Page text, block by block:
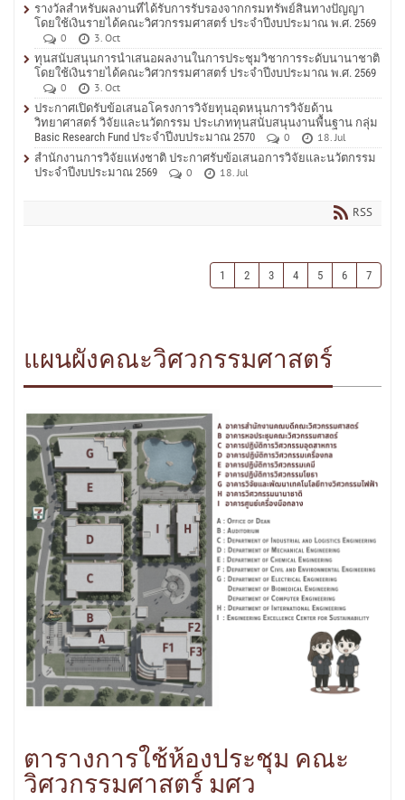
รางวัลสำหรับผลงานที่ได้รับการรับรองจากกรมทรัพย์สินทางปัญญา
โดยใช้เงินรายได้คณะวิศวกรรมศาสตร์ ประจำปีงบประมาณ พ.ศ. 2569
0
3. Oct
ทุนสนับสนุนการนำเสนอผลงานในการประชุมวิชาการระดับนานาชาติ
โดยใช้เงินรายได้คณะวิศวกรรมศาสตร์ ประจำปีงบประมาณ พ.ศ. 2569
0
3. Oct
ประกาศเปิดรับข้อเสนอโครงการวิจัยทุนอุดหนุนการวิจัยด้าน
วิทยาศาสตร์ วิจัยและนวัตกรรม ประเภททุนสนับสนุนงานพื้นฐาน กลุ่ม
Basic Research Fund ประจำปีงบประมาณ 2570
0
18. Jul
สำนักงานการวิจัยแห่งชาติ ประกาศรับข้อเสนอการวิจัยและนวัตกรรม
ประจำปีงบประมาณ 2569
0 18. Jul
RSS
1 2 3 4 5 6 7
แผนผังคณะวิศวกรรมศาสตร์
ตารางการใช้ห้องประชุม คณะ
วิศวกรรมศาสตร์ มศว